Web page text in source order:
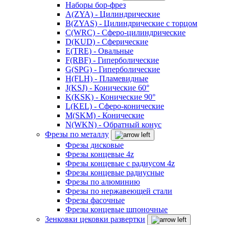
Наборы бор-фрез
A(ZYA) - Цилиндрические
B(ZYAS) - Цилиндрические с торцом
C(WRC) - Сферо-цилиндрические
D(KUD) - Сферические
E(TRE) - Овальные
F(RBF) - Гиперболические
G(SPG) - Гиперболические
H(FLH) - Пламевидные
J(KSJ) - Конические 60°
K(KSK) - Конические 90°
L(KEL) - Сферо-конические
M(SKM) - Конические
N(WKN) - Обратный конус
Фрезы по металлу
Фрезы дисковые
Фрезы концевые 4z
Фрезы концевые с радиусом 4z
Фрезы концевые радиусные
Фрезы по алюминию
Фрезы по нержавеющей стали
Фрезы фасочные
Фрезы концевые шпоночные
Зенковки цековки развертки